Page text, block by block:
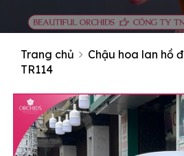
Trang chủ
Chậu hoa lan hồ
TR114